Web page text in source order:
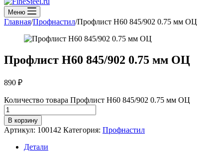
Меню
Главная/Профнастил/Профлист Н60 845/902 0.75 мм ОЦ
Профлист Н60 845/902 0.75 мм ОЦ
890 ₽
Количество товара Профлист Н60 845/902 0.75 мм ОЦ
В корзину
Артикул: 100142 Категория: Профнастил
Детали